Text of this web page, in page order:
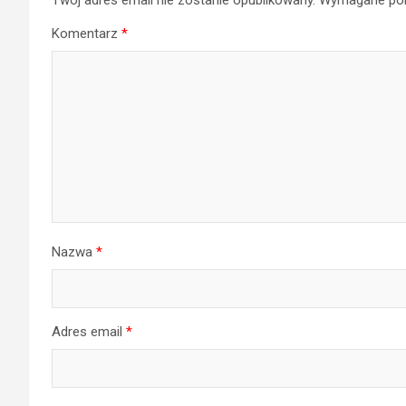
Komentarz *
Nazwa *
Adres email *